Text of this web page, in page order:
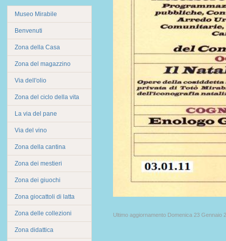
Museo Mirabile
Benvenuti
Zona della Casa
Zona del magazzino
Via dell'olio
Zona del ciclo della vita
La via del pane
Via del vino
Zona della cantina
Zona dei mestieri
Zona dei giuochi
Zona giocattoli di latta
Zona delle collezioni
Zona didattica
Ultimo aggiornamento Domenica 23 Gennaio